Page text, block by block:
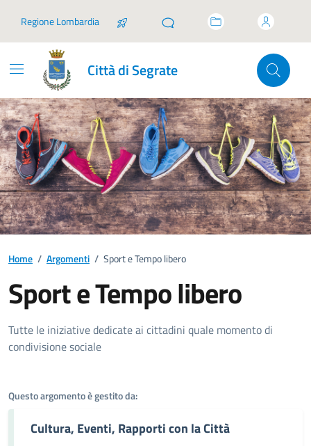
Regione Lombardia
Città di Segrate
Home / Argomenti / Sport e Tempo libero
Sport e Tempo libero
Dettagli dell'argomento
Tutte le iniziative dedicate ai cittadini quale momento di
condivisione sociale
Questo argomento è gestito da:
Cultura, Eventi, Rapporti con la Città